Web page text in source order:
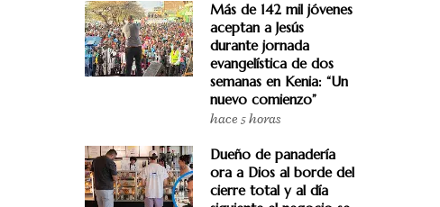
Más de 142 mil jóvenes
aceptan a Jesús
durante jornada
evangelística de dos
semanas en Kenia: “Un
nuevo comienzo”
hace 5 horas
Dueño de panadería
ora a Dios al borde del
cierre total y al día